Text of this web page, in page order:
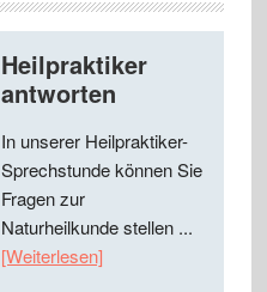
Heilpraktiker
antworten
In unserer Heilpraktiker-
Sprechstunde können Sie
Fragen zur
Naturheilkunde stellen ...
[Weiterlesen]